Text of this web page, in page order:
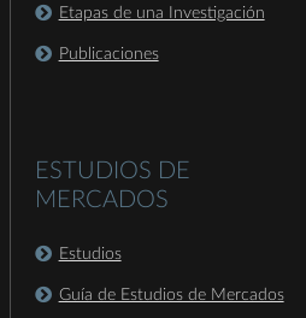
Etapas de una Investigación
Publicaciones
ESTUDIOS DE
MERCADOS
Estudios
Guía de Estudios de Mercados